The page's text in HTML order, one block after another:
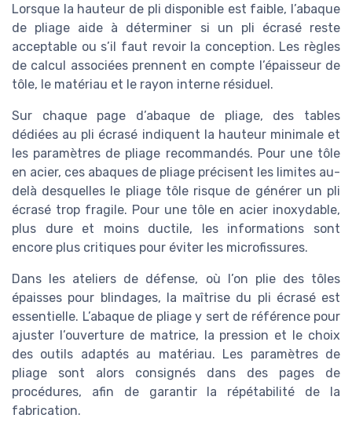
Lorsque la hauteur de pli disponible est faible, l’abaque
de pliage aide à déterminer si un pli écrasé reste
acceptable ou s’il faut revoir la conception. Les règles
de calcul associées prennent en compte l’épaisseur de
tôle, le matériau et le rayon interne résiduel.
Sur chaque page d’abaque de pliage, des tables
dédiées au pli écrasé indiquent la hauteur minimale et
les paramètres de pliage recommandés. Pour une tôle
en acier, ces abaques de pliage précisent les limites au-
delà desquelles le pliage tôle risque de générer un pli
écrasé trop fragile. Pour une tôle en acier inoxydable,
plus dure et moins ductile, les informations sont
encore plus critiques pour éviter les microfissures.
Dans les ateliers de défense, où l’on plie des tôles
épaisses pour blindages, la maîtrise du pli écrasé est
essentielle. L’abaque de pliage y sert de référence pour
ajuster l’ouverture de matrice, la pression et le choix
des outils adaptés au matériau. Les paramètres de
pliage sont alors consignés dans des pages de
procédures, afin de garantir la répétabilité de la
fabrication.